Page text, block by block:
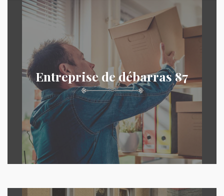
Entreprise de débarras 87